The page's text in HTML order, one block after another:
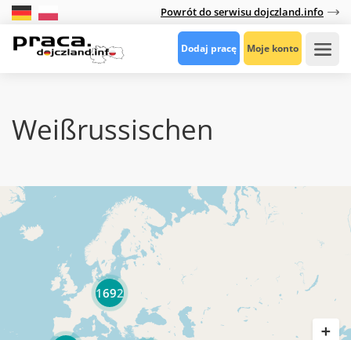
Powrót do serwisu dojczland.info
Dodaj pracę Moje konto
Weißrussischen
1692